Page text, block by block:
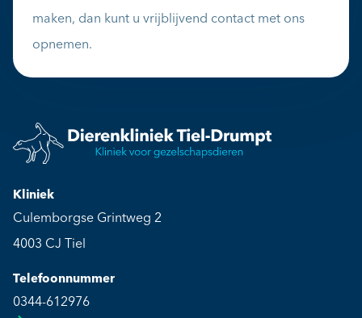
maken, dan kunt u vrijblijvend contact met ons
opnemen.
Kliniek
Culemborgse Grintweg 2
4003 CJ Tiel
Telefoonnummer
0344-612976